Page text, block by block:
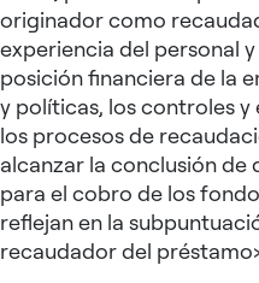
originador como
experiencia del personal
posición financiera de la
y políticas, los controles
los procesos de
alcanzar la conclusión de
para el cobro de los
reflejan en la
recaudador del